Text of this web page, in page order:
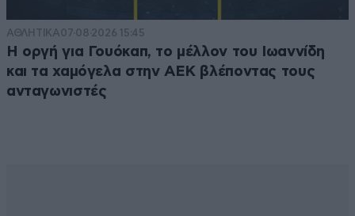
ΑΘΛΗΤΙΚΑ07·08·2026 15:45
Η οργή για Γουόκαπ, το μέλλον του Ιωαννίδη
και τα χαμόγελα στην ΑΕΚ βλέποντας τους
ανταγωνιστές